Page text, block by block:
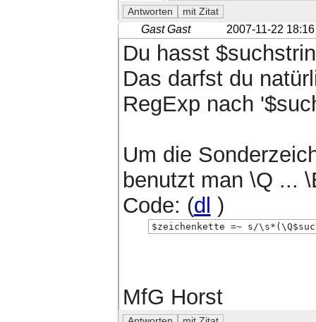
Gast Gast 2007-11-22 18:16
Du hasst
Das darfst du
RegExp nach
Um die
benutzt man \Q ...
Code: (dl )
$zeichenkette =~ s/
MfG Horst